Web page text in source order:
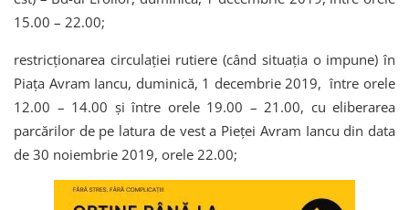
15.00 – 22.00;
restricţionarea circulaţiei rutiere (când situaţia o impune) în
Piaţa Avram Iancu, duminică, 1 decembrie 2019, între orele
12.00 – 14.00 și între orele 19.00 – 21.00, cu eliberarea
parcărilor de pe latura de vest a Pieţei Avram Iancu din data
de 30 noiembrie 2019, orele 22.00;